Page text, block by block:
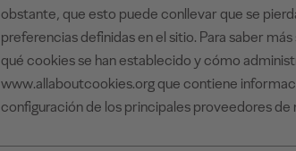
obstante, que esto puede conllevar que se
preferencias definidas en el sitio. Para saber
qué cookies se han establecido y cómo
www.allaboutcookies.org que contiene
configuración de los principales proveedores de